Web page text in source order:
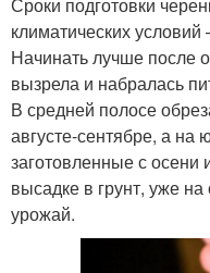
климатических условий
Начинать лучше после
вызрела и набралась
В средней полосе
августе-сентябре, а
заготовленные с осени
высадке в грунт, уже
урожай.